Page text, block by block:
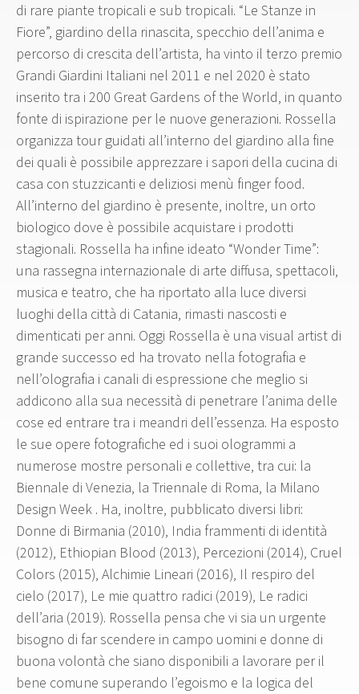
di rare piante tropicali e sub tropicali. “Le Stanze in
Fiore”, giardino della rinascita, specchio dell’anima e
percorso di crescita dell’artista, ha vinto il terzo premio
Grandi Giardini Italiani nel 2011 e nel 2020 è stato
inserito tra i 200 Great Gardens of the World, in quanto
fonte di ispirazione per le nuove generazioni. Rossella
organizza tour guidati all’interno del giardino alla fine
dei quali è possibile apprezzare i sapori della cucina di
casa con stuzzicanti e deliziosi menù finger food.
All’interno del giardino è presente, inoltre, un orto
biologico dove è possibile acquistare i prodotti
stagionali. Rossella ha infine ideato “Wonder Time”:
una rassegna internazionale di arte diffusa, spettacoli,
musica e teatro, che ha riportato alla luce diversi
luoghi della città di Catania, rimasti nascosti e
dimenticati per anni. Oggi Rossella è una visual artist di
grande successo ed ha trovato nella fotografia e
nell’olografia i canali di espressione che meglio si
addicono alla sua necessità di penetrare l’anima delle
cose ed entrare tra i meandri dell’essenza. Ha esposto
le sue opere fotografiche ed i suoi ologrammi a
numerose mostre personali e collettive, tra cui: la
Biennale di Venezia, la Triennale di Roma, la Milano
Design Week . Ha, inoltre, pubblicato diversi libri:
Donne di Birmania (2010), India frammenti di identità
(2012), Ethiopian Blood (2013), Percezioni (2014), Cruel
Colors (2015), Alchimie Lineari (2016), Il respiro del
cielo (2017), Le mie quattro radici (2019), Le radici
dell’aria (2019). Rossella pensa che vi sia un urgente
bisogno di far scendere in campo uomini e donne di
buona volontà che siano disponibili a lavorare per il
bene comune superando l’egoismo e la logica del